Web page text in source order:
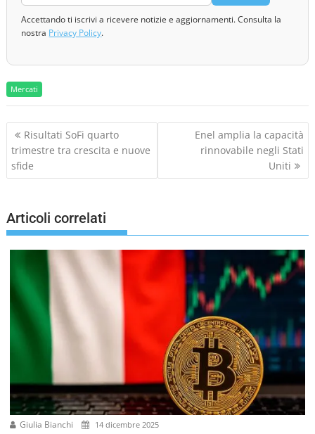
Accettando ti iscrivi a ricevere notizie e aggiornamenti. Consulta la
nostra Privacy Policy.
Mercati
N
a
v
i
a
z
e
o
l
i
Risultati SoFi quarto
trimestre tra crescita e nuove
sfide
Enel amplia la capacità
rinnovabile negli Stati
Uniti
Articoli correlati
Giulia Bianchi 14 dicembre 2025